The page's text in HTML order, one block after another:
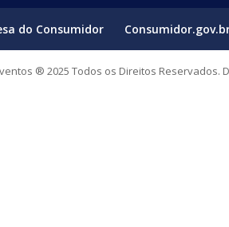
do Consumidor
® 2025 Todos os Direitos Reservados.